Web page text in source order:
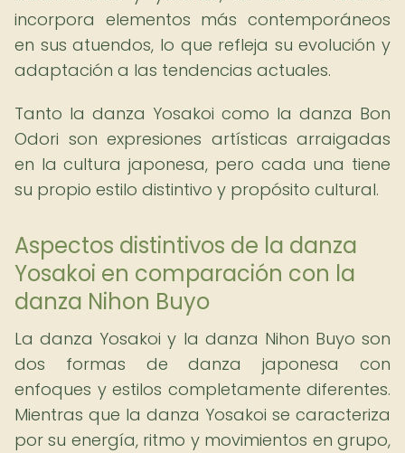
incorpora elementos más contemporáneos
en sus atuendos, lo que refleja su evolución y
adaptación a las tendencias actuales.
Tanto la danza Yosakoi como la danza Bon
Odori son expresiones artísticas arraigadas
en la cultura japonesa, pero cada una tiene
su propio estilo distintivo y propósito cultural.
Aspectos distintivos de la danza
Yosakoi en comparación con la
danza Nihon Buyo
La danza Yosakoi y la danza Nihon Buyo son
dos formas de danza japonesa con
enfoques y estilos completamente diferentes.
Mientras que la danza Yosakoi se caracteriza
por su energía, ritmo y movimientos en grupo,